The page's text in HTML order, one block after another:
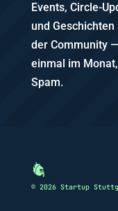
Events, Circle-
und Geschichten
der Community —
einmal im
Spam.
© 2026 Startup